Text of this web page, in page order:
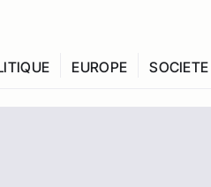
EUROPE SOCIETE